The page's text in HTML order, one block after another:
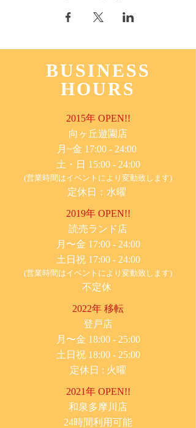
BUSINESS
HOURS
2015年 OPEN!!
​向ヶ丘遊園店
月~金 17:00 - 24:00
土・日 15:00 - 24:00
(営業時間はイベントにより変動致します)
定休日：水曜
2019年 OPEN!!
​読売ランド店
月〜金 17:00 - 24:00
土日祝 17:00 - 24:00
(営業時間はイベントにより変動致します)
不定休
2022年 移転
​登戸店
月〜金 18:00 - 25:00
土日祝 18:00 - 25:00
​定休日 : 火曜
2021年 OPEN!!
​和泉多摩川店
24時間利用可能